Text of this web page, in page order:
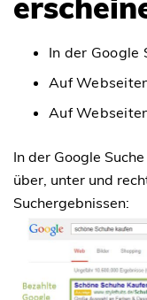
In der Google
Auf
Auf
In der Google
über, unter und
Suchergebnissen: